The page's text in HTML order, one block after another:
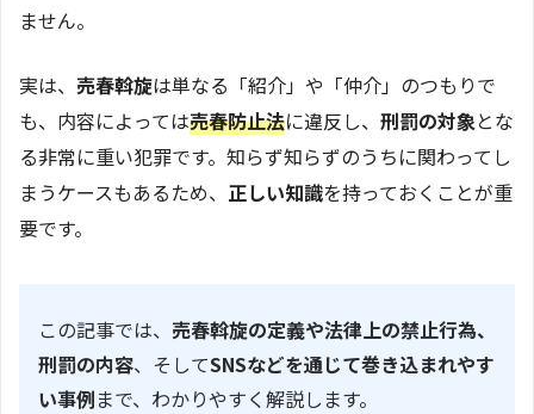
ません。
実は、 売春斡旋は単なる「紹介」や「仲介」のつもりで
も、内容によっては売春防止法に違反し、 刑罰の対象とな
る非常に重い犯罪です。知らず知らずのうちに関わってし
まうケースもあるため、 正しい知識を持っておくことが重
要です。
この記事では、 売春斡旋の定義や法律上の禁止行為、
刑罰の内容、そしてSNSなどを通じて巻き込まれやす
い事例まで、わかりやすく解説します。